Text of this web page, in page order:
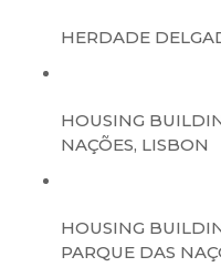
HERDADE
HOUSING
NAÇÕES, LISBON
HOUSING
PARQUE DAS